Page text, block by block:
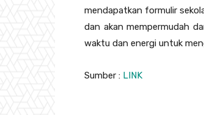
mendapatkan formulir
dan akan mempermudah
waktu dan energi untuk
Sumber : LINK